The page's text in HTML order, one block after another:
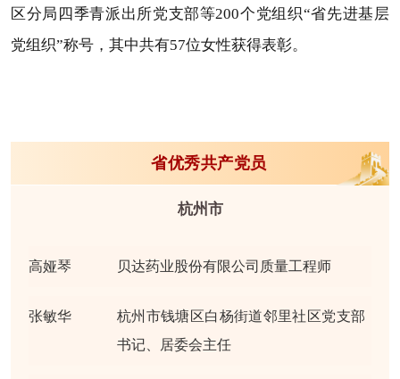
区分局四季青派出所党支部等200个党组织“省先进基层
党组织”称号，其中共有57位女性获得表彰。
省优秀共产党员
杭州市
高娅琴 贝达药业股份有限公司质量工程师
张敏华
杭州市钱塘区白杨街道邻里社区党支部
书记、居委会主任